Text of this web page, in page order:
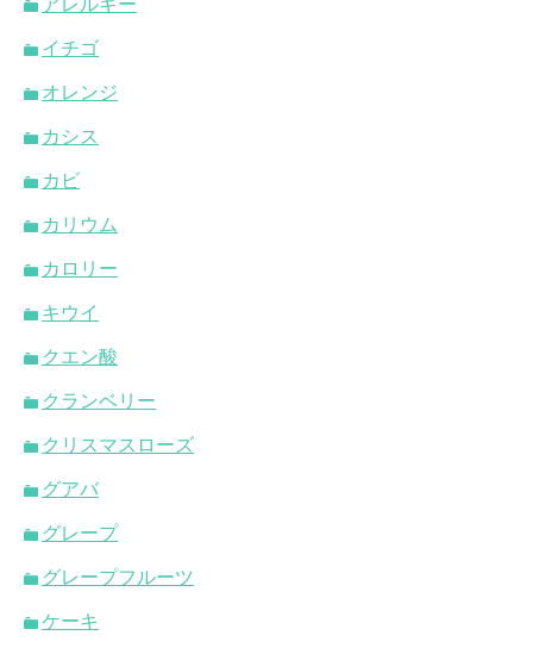
アレルギー
イチゴ
オレンジ
カシス
カビ
カリウム
カロリー
キウイ
クエン酸
クランベリー
クリスマスローズ
グアバ
グレープ
グレープフルーツ
ケーキ